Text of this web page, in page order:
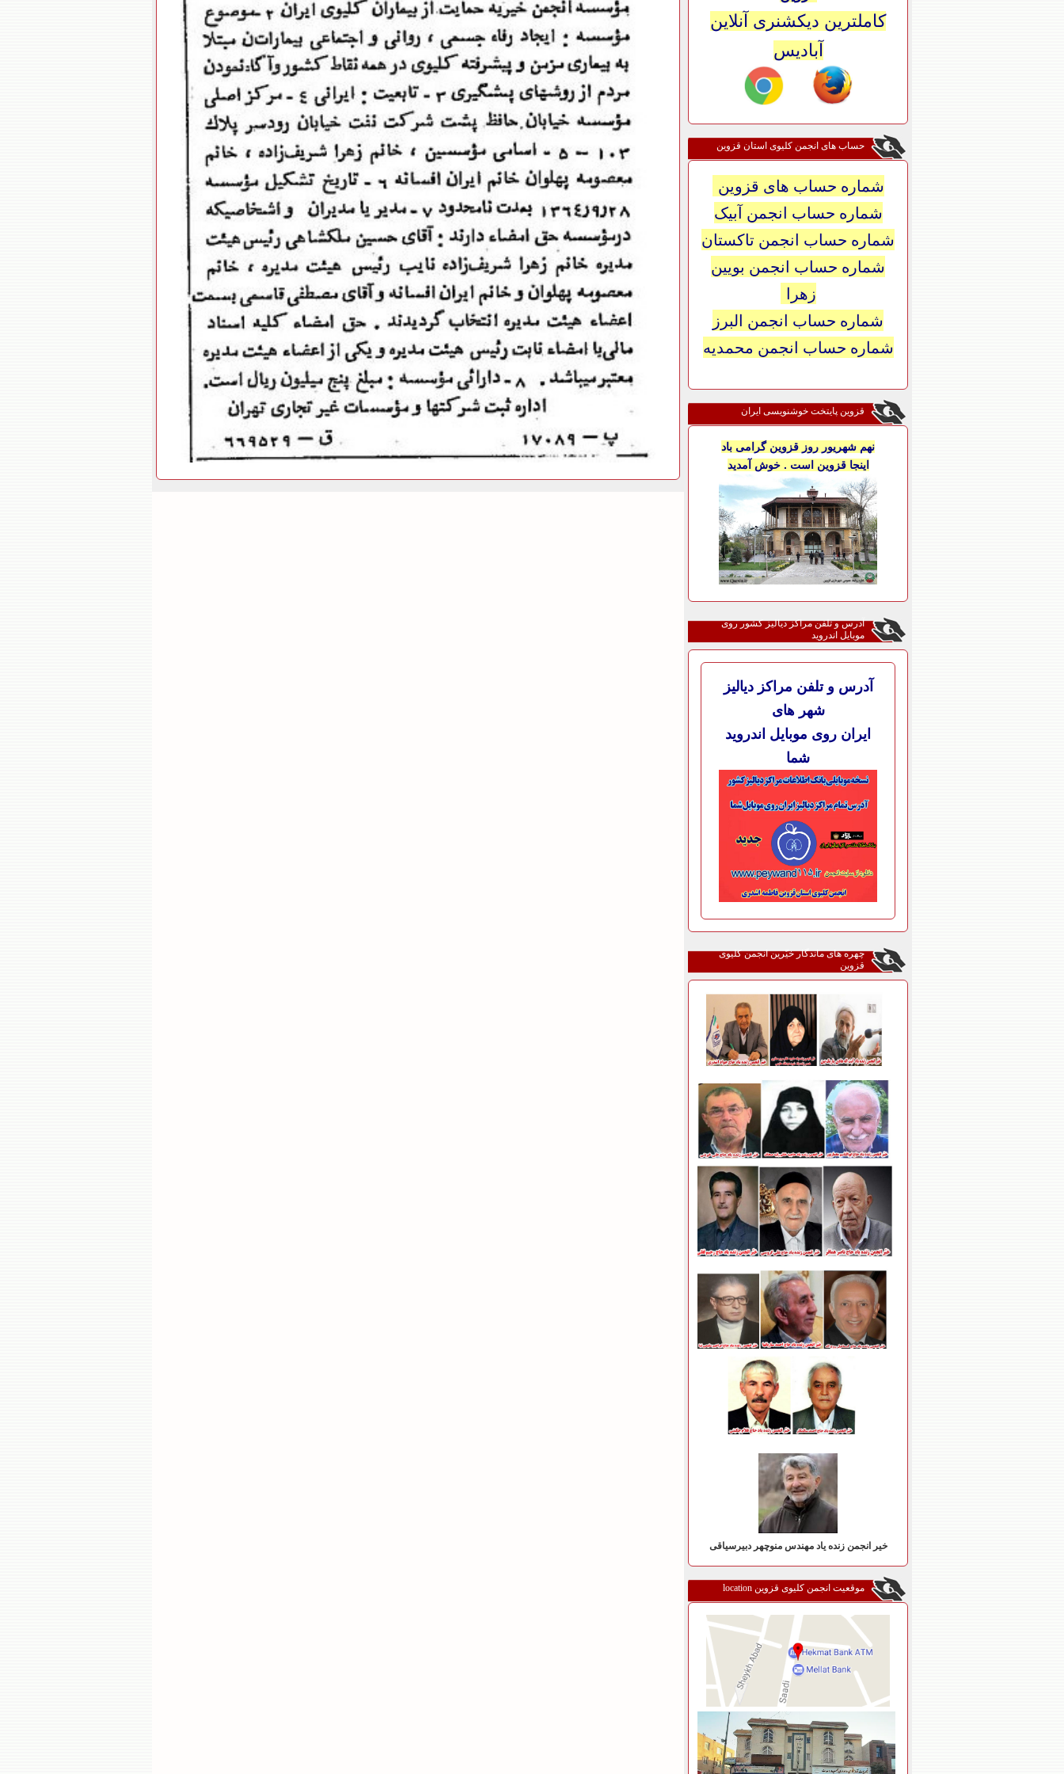
کاملترین دیکشنری آنلاین
آبادیس
حساب های انجمن کلیوی استان قزوین
شماره حساب های قزوین
شماره حساب انجمن آبیک
شماره حساب انجمن تاکستان
شماره حساب انجمن بویین
زهرا
شماره حساب انجمن البرز
شماره حساب انجمن محمدیه
قزوین پایتخت خوشنویسی ایران
نهم شهریور روز قزوین گرامی باد
اینجا قزوین است . خوش آمدید
آدرس و تلفن مراکز دیالیز کشور روی
موبایل اندروید
آدرس و تلفن مراکز دیالیز
شهر های
ایران روی موبایل اندروید
شما
چهره های ماندگار خیّرین انجمن کلیوی
قزوین
خیر انجمن زنده یاد مهندس منوچهر دبیرسیاقی
موقعیت انجمن کلیوی قزوین location